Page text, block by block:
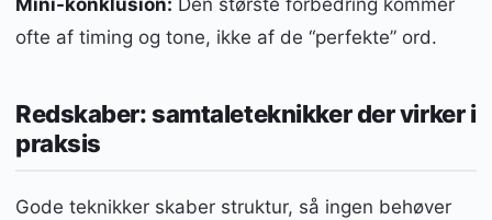
ofte af timing og tone, ikke af de “perfekte” ord.
Redskaber: samtaleteknikker der virker i
praksis
Gode teknikker skaber struktur, så ingen behøver